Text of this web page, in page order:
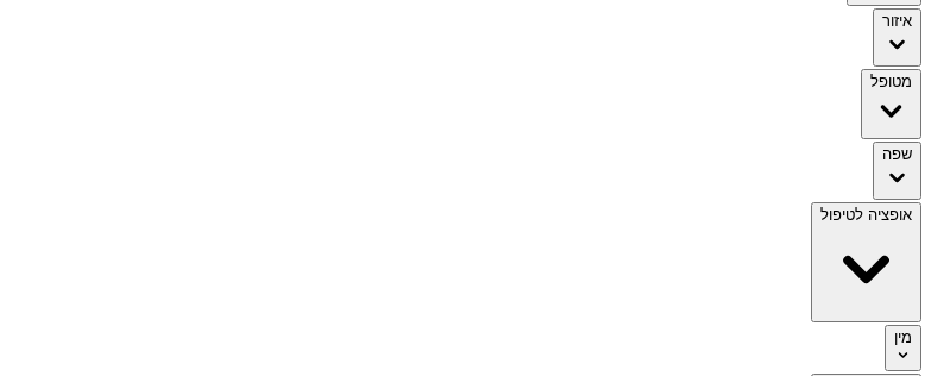
איזור
מטופל
שפה
אופציה לטיפול
מין